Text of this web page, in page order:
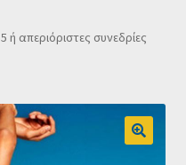
5 ή απεριόριστες συνεδρίες